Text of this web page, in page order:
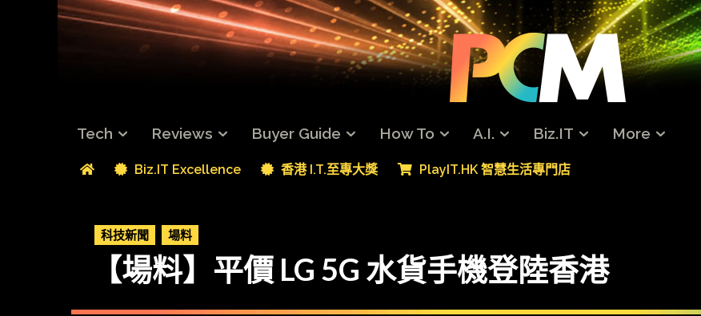
Tech Reviews Buyer Guide How To A.I. Biz.IT More
Biz.IT Excellence 香港 I.T.至專大獎 PlayIT.HK 智慧生活專門店
科技新聞 場料
【場料】平價 LG 5G 水貨手機登陸香港